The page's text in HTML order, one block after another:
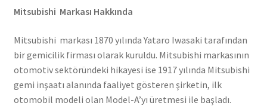
Mitsubishi Markası Hakkında
Mitsubishi markası 1870 yılında Yataro Iwasaki tarafından
bir gemicilik firması olarak kuruldu. Mitsubishi markasının
otomotiv sektöründeki hikayesi ise 1917 yılında Mitsubishi
gemi inşaatı alanında faaliyet gösteren şirketin, ilk
otomobil modeli olan Model-A’yı üretmesi ile başladı.